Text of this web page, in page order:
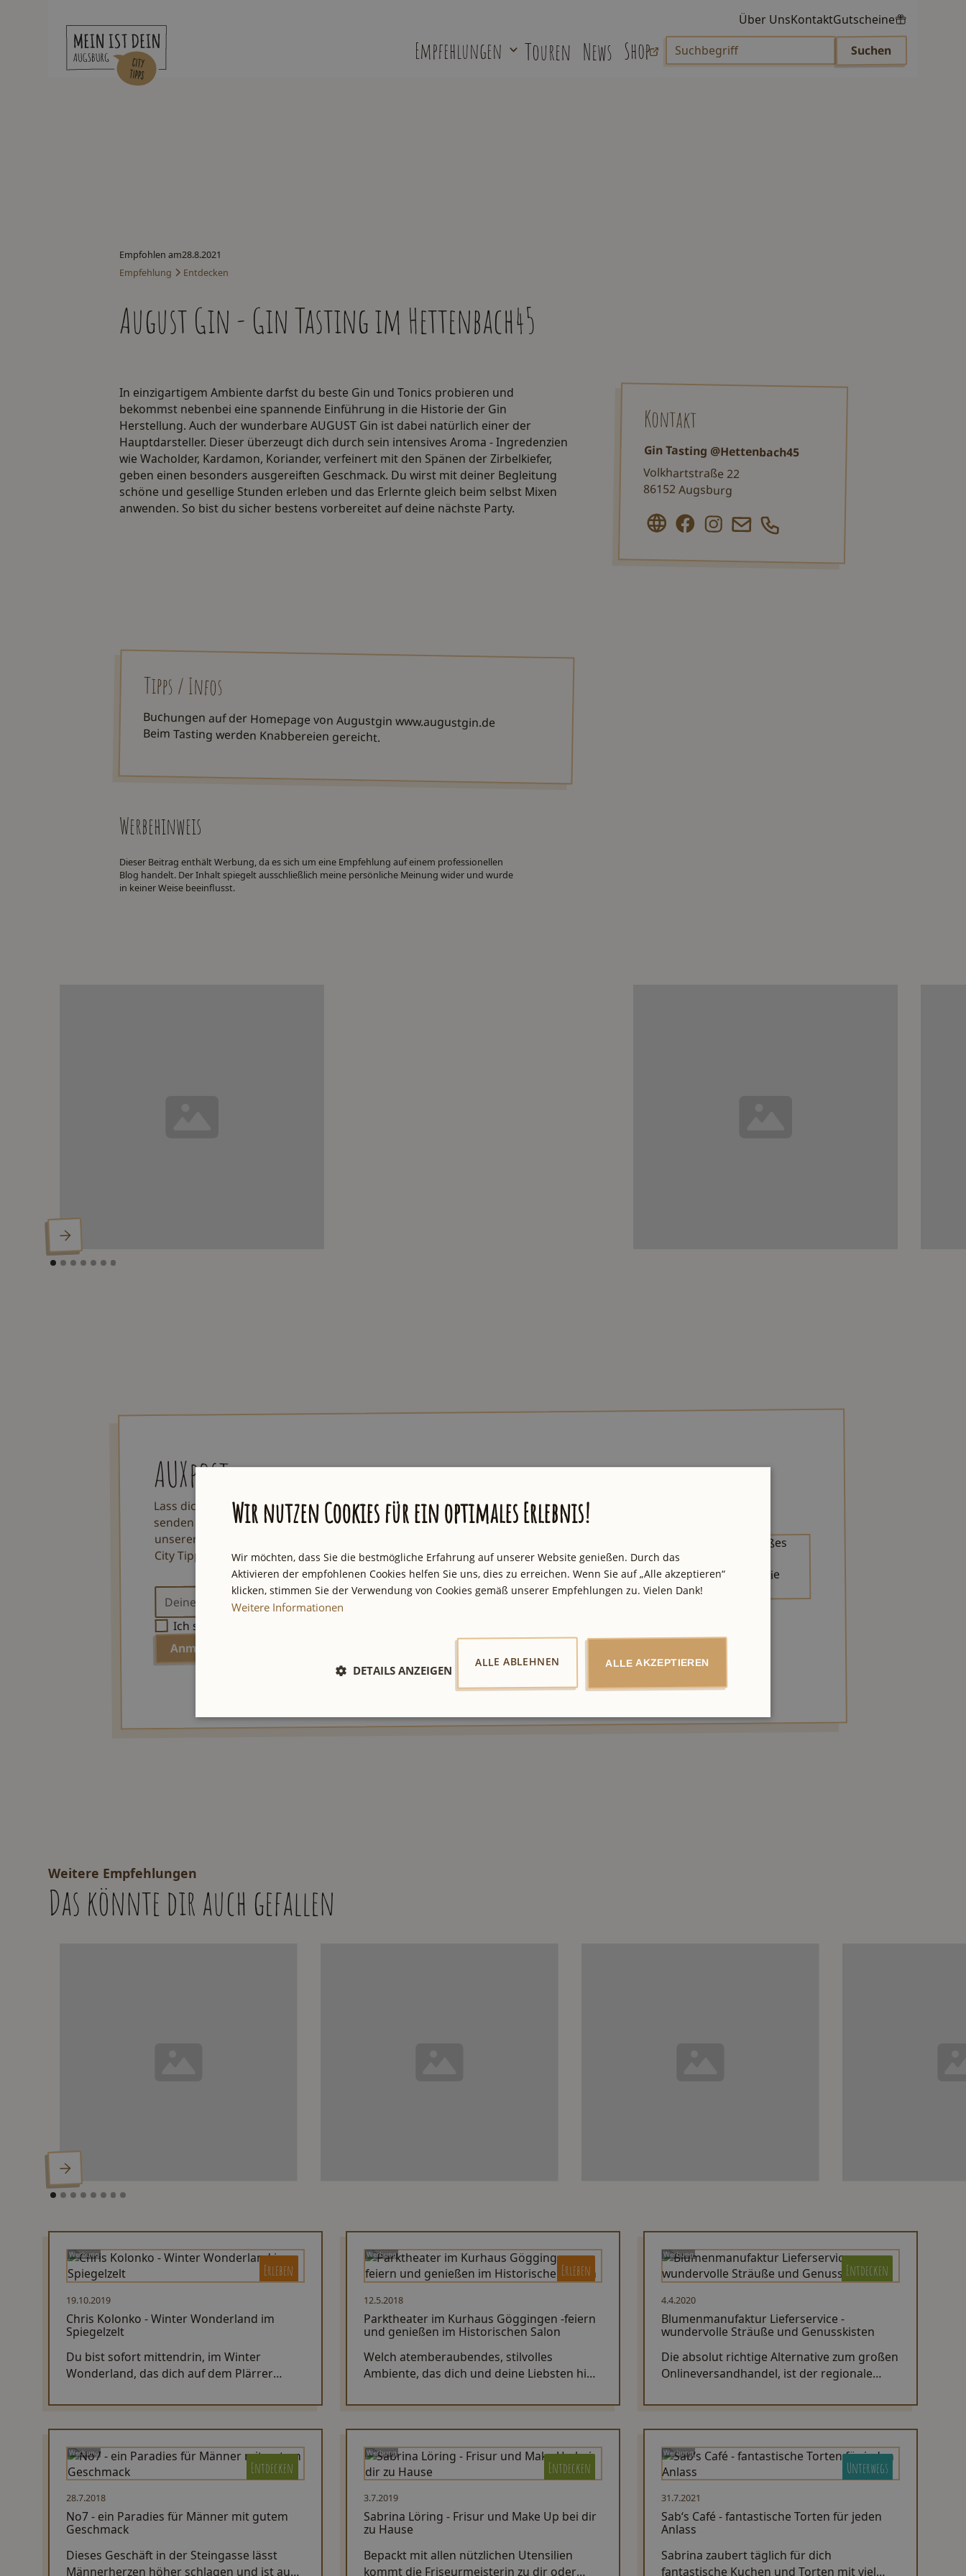
Über UnsKontaktGutscheine
Empfehlungen Touren News Shop
Empfohlen am28.8.2021
Empfehlung
Entdecken
August Gin - Gin Tasting im Hettenbach45
In einzigartigem Ambiente darfst du beste Gin und Tonics probieren und
bekommst nebenbei eine spannende Einführung in die Historie der Gin
Herstellung. Auch der wunderbare AUGUST Gin ist dabei natürlich einer der
Hauptdarsteller. Dieser überzeugt dich durch sein intensives Aroma - Ingredenzien
wie Wacholder, Kardamon, Koriander, verfeinert mit den Spänen der Zirbelkiefer,
geben einen besonders ausgereiften Geschmack. Du wirst mit deiner Begleitung
schöne und gesellige Stunden erleben und das Erlernte gleich beim selbst Mixen
anwenden. So bist du sicher bestens vorbereitet auf deine nächste Party.
Kontakt
Gin Tasting @Hettenbach45
Volkhartstraße 22
86152 Augsburg
Tipps / Infos
Buchungen auf der Homepage von Augustgin www.augustgin.de
Beim Tasting werden Knabbereien gereicht.
Werbehinweis
Dieser Beitrag enthält Werbung, da es sich um eine Empfehlung auf einem professionellen
Blog handelt. Der Inhalt spiegelt ausschließlich meine persönliche Meinung wider und wurde
in keiner Weise beeinflusst.
AUXpost
Lass dich von einzigartigen Touren und Geheimtipps inspirieren. Wir
senden dir jeden Samstag eine E-Mail mit der neuesten Empfehlung aus
unserer Stadt und einmal im Quartal der große Newsletter mit besten
City Tipps und Verlosungen.
Ich stimme den
Weitere Empfehlungen
Das könnte dir auch gefallen
Werbung
Erleben
19.10.2019
Chris Kolonko - Winter Wonderland im
Spiegelzelt
Du bist sofort mittendrin, im Winter
Wonderland, das dich auf dem Plärrer
Spiegelzelt begrüßt.
Werbung
Erleben
12.5.2018
Parktheater im Kurhaus Göggingen -feiern
und genießen im Historischen Salon
Welch atemberaubendes, stilvolles
Ambiente, das dich und deine Liebsten hier
Werbung
Entdecken
4.4.2020
Blumenmanufaktur Lieferservice -
wundervolle Sträuße und Genusskisten
Die absolut richtige Alternative zum großen
Onlineversandhandel, ist der regionale
Wunderbare Sträuße und Genusskisten.
Werbung
Entdecken
28.7.2018
No7 - ein Paradies für Männer mit gutem
Geschmack
Dieses Geschäft in der Steingasse lässt
Männerherzen höher schlagen und ist auch
Werbung
Entdecken
3.7.2019
Sabrina Löring - Frisur und Make Up bei dir
zu Hause
Bepackt mit allen nützlichen Utensilien
kommt die Friseurmeisterin zu dir oder
Werbung
Unterwegs
31.7.2021
Sab‘s Café - fantastische Torten für jeden
Anlass
Sabrina zaubert täglich für dich
fantastische Kuchen und Torten mit viel
Wir nutzen Cookies für ein optimales Erlebnis!
Wir möchten, dass Sie die bestmögliche Erfahrung auf unserer Website genießen. Durch das
Aktivieren der empfohlenen Cookies helfen Sie uns, dies zu erreichen. Wenn Sie auf „Alle akzeptieren“
klicken, stimmen Sie der Verwendung von Cookies gemäß unserer Empfehlungen zu. Vielen Dank!
Weitere Informationen
ALLE AKZEPTIEREN
ALLE ABLEHNEN
DETAILS ANZEIGEN